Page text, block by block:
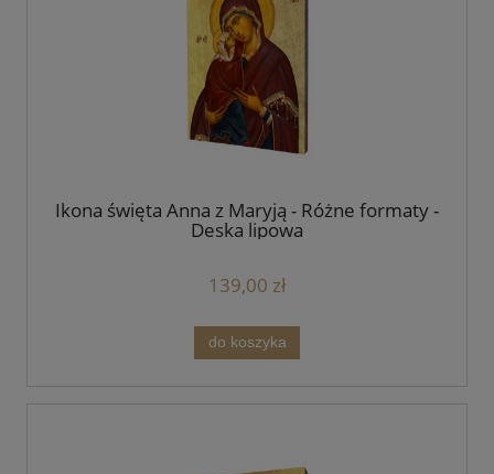
Ikona święta Anna z Maryją - Różne formaty -
Deska lipowa
139,00 zł
do koszyka